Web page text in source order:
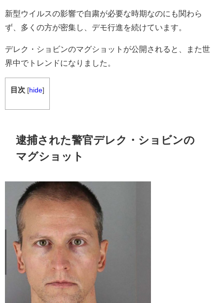
新型ウイルスの影響で自粛が必要な時期なのにも関わら
ず、多くの方が密集し、デモ行進を続けています。
デレク・ショビンのマグショットが公開されると、また世
界中でトレンドになりました。
目次 [hide]
逮捕された警官デレク・ショビンの
マグショット